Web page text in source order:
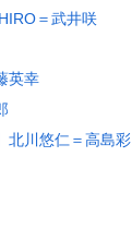
＝武井咲
英幸
北川悠仁＝高島彩